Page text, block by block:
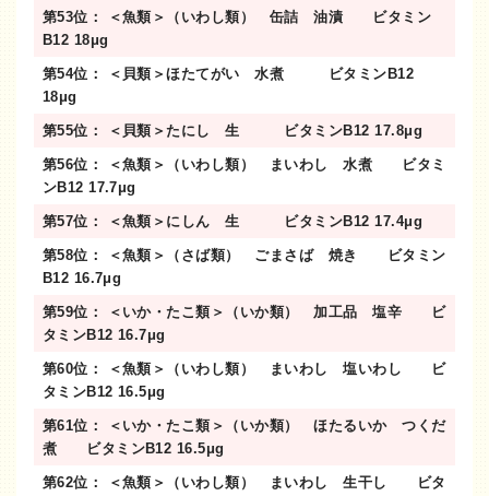
第53位： ＜魚類＞（いわし類） 缶詰 油漬 ビタミン
B12 18μg
第54位： ＜貝類＞ほたてがい 水煮 ビタミンB12
18μg
第55位： ＜貝類＞たにし 生 ビタミンB12 17.8μg
第56位： ＜魚類＞（いわし類） まいわし 水煮 ビタミ
ンB12 17.7μg
第57位： ＜魚類＞にしん 生 ビタミンB12 17.4μg
第58位： ＜魚類＞（さば類） ごまさば 焼き ビタミン
B12 16.7μg
第59位： ＜いか・たこ類＞（いか類） 加工品 塩辛 ビ
タミンB12 16.7μg
第60位： ＜魚類＞（いわし類） まいわし 塩いわし ビ
タミンB12 16.5μg
第61位： ＜いか・たこ類＞（いか類） ほたるいか つくだ
煮 ビタミンB12 16.5μg
第62位： ＜魚類＞（いわし類） まいわし 生干し ビタ